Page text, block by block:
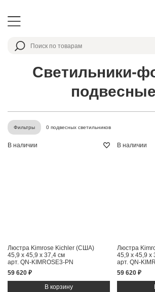
Светильники-
подвесные
Фильтры 0 подвесных светильников
В наличии
Люстра Kimrose Kichler (США)
45,9 x 45,9 x 37,4 см
арт. QN-KIMROSE3-PN
59 620 ₽
В наличии
Люстра
45,9 x 45,9 x
арт. QN-
59 620 ₽